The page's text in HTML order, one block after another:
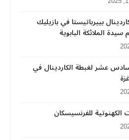
بييرباتيستا في بازيليك
الملائكة البابوية
عشر لغبطة الكاردينال في
الكهنوتية للفرنسيسكان